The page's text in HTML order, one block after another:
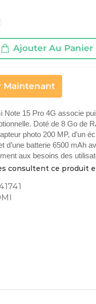
Ajouter Au Panier
Maintenant
Note 15 Pro 4G associe
Doté de 8 Go de
photo 200 MP, d’un
d’une batterie 6500 mAh
aux besoins des
consultent ce produit